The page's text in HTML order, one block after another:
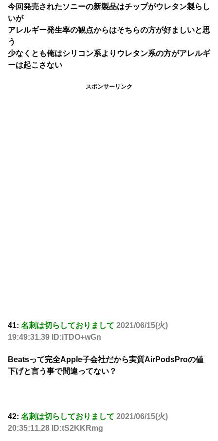
今回発売されたソニーの新製品はチップがウレタン製らし
いが
アレルギー発生率の観点からはそちらの方が好ましいと思
う
少なくとも俺はシリコン系よりウレタン系の方がアレルギ
ーは起こさない
スポンサーリンク
41: 名刺は切らしておりまして 2021/06/15(火)
19:49:31.39 ID:iTDO+wGn
Beatsって完全Apple子会社だから実質AirPodsProの値
下げと言う事で間違ってない？
42: 名刺は切らしておりまして 2021/06/15(火)
20:35:11.28 ID:tS2KKRmg